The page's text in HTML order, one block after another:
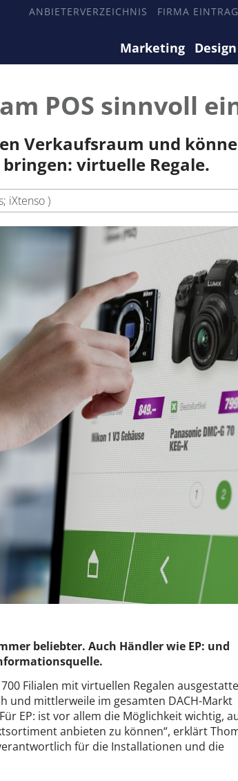
ANBIETERVERZEICHNIS FIRMA
Marketing Design
POS sinnvoll
Verkaufsraum und
virtuelle Regale.
iXtenso )
beliebter. Auch Händler wie EP: und
Filialen mit virtuellen Regalen
und mittlerweile im gesamten DACH-Markt
EP: ist vor allem die Möglichkeit wichtig,
anbieten zu können“, erklärt
für die Installationen und die